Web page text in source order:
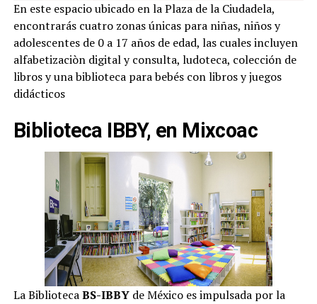
En este espacio ubicado en la Plaza de la Ciudadela,
encontrarás cuatro zonas únicas para niñas, niños y
adolescentes de 0 a 17 años de edad, las cuales incluyen
alfabetizaciòn digital y consulta, ludoteca, colección de
libros y una biblioteca para bebés con libros y juegos
didácticos
Biblioteca IBBY, en Mixcoac
La BibliotecaBS-IBBYde México es impulsada por la